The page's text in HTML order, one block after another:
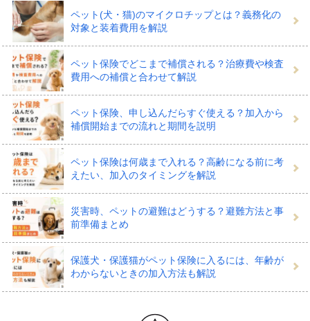
病気にかかってしまったときだけでなく、元気なときか
らわが子の健康維持に役立てることができます。
ワンちゃんネコちゃんに合わ
せてペット保険を
このように、犬やネコなどわが子が元気に暮らすための
さまざまな備えができるペット保険。
以下の記事では、ペット保険の選び方や入り方、加入時
の注意点のほか、犬やネコがかかりやすい病気とその治
療費用などについて解説しています。言葉で健康状態を
伝えられないわが子の健康管理について理解を深めたう
ペット(犬・猫)のマイクロチップとは？義務化の
対象と装着費用を解説
ペット保険でどこまで補償される？治療費や検査
費用への補償と合わせて解説
ペット保険、申し込んだらすぐ使える？加入から
補償開始までの流れと期間を説明
ペット保険は何歳まで入れる？高齢になる前に考
えたい、加入のタイミングを解説
災害時、ペットの避難はどうする？避難方法と事
前準備まとめ
保護犬・保護猫がペット保険に入るには、年齢が
わからないときの加入方法も解説